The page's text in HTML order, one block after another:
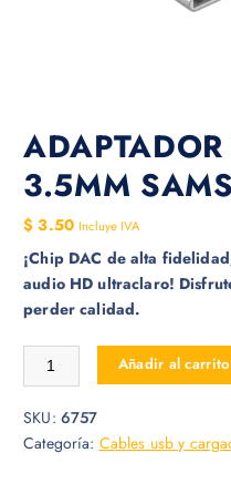
3.5MM
$ 3.50 Incluye IVA
¡Chip DAC de alta
audio HD ultraclaro!
perder calidad.
ADAPTADOR TIPO C A JACK
Añadir al carrito
SKU: 6757
Categoría: Cables usb y